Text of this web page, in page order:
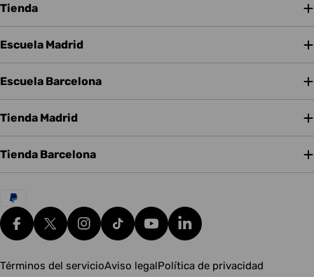
Tienda
Escuela Madrid
Escuela Barcelona
Tienda Madrid
Tienda Barcelona
Métodos
de
pagoFacebookX (Twitter)Instagram
tiktok YouTubeTranslation missing:
Términos del servicioAviso legalPolítica de privacidad